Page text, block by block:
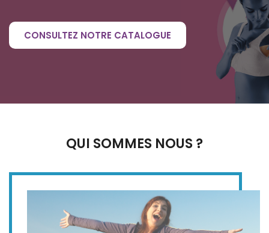
CONSULTEZ NOTRE CATALOGUE
CONSULTEZ NOTRE CATALOGUE
QUI SOMMES NOUS ?